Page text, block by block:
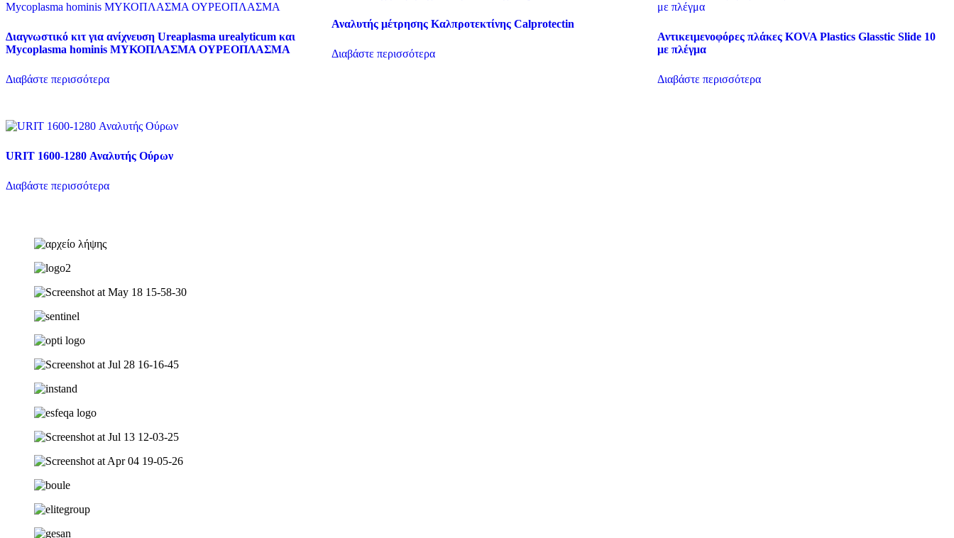
Διαγνωστικό κιτ για ανίχνευση Ureaplasma urealyticum και
Mycoplasma hominis ΜΥΚΟΠΛΑΣΜΑ ΟΥΡΕΟΠΛΑΣΜΑ
Διαβάστε περισσότερα
Αναλυτής μέτρησης Καλπροτεκτίνης Calprotectin
Διαβάστε περισσότερα
Αντικειμενοφόρες πλάκες KOVA Plastics Glasstic Slide 10
με πλέγμα
Διαβάστε περισσότερα
URIT 1600-1280 Αναλυτής Ούρων
Διαβάστε περισσότερα